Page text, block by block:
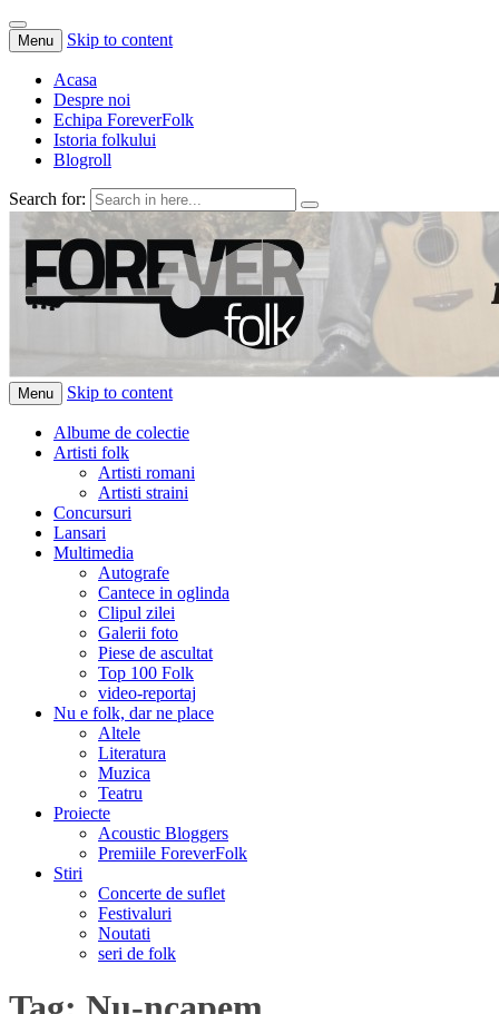
Menu Skip to content
Acasa
Despre noi
Echipa ForeverFolk
Istoria folkului
Blogroll
Search for:
ForeverFolk
Muzica sufletului tau
Menu Skip to content
Albume de colectie
Artisti folk
Artisti romani
Artisti straini
Concursuri
Lansari
Multimedia
Autografe
Cantece in oglinda
Clipul zilei
Galerii foto
Piese de ascultat
Top 100 Folk
video-reportaj
Nu e folk, dar ne place
Altele
Literatura
Muzica
Teatru
Proiecte
Acoustic Bloggers
Premiile ForeverFolk
Stiri
Concerte de suflet
Festivaluri
Noutati
seri de folk